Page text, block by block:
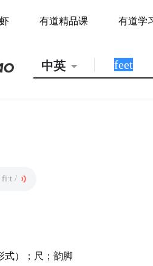
有道精品课 有道学
中英
fiːt /
式）；尺；韵脚